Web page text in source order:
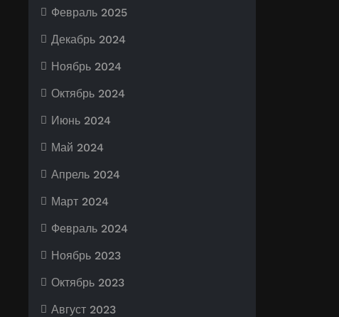
Февраль 2025
Декабрь 2024
Ноябрь 2024
Октябрь 2024
Июнь 2024
Май 2024
Апрель 2024
Март 2024
Февраль 2024
Ноябрь 2023
Октябрь 2023
Август 2023